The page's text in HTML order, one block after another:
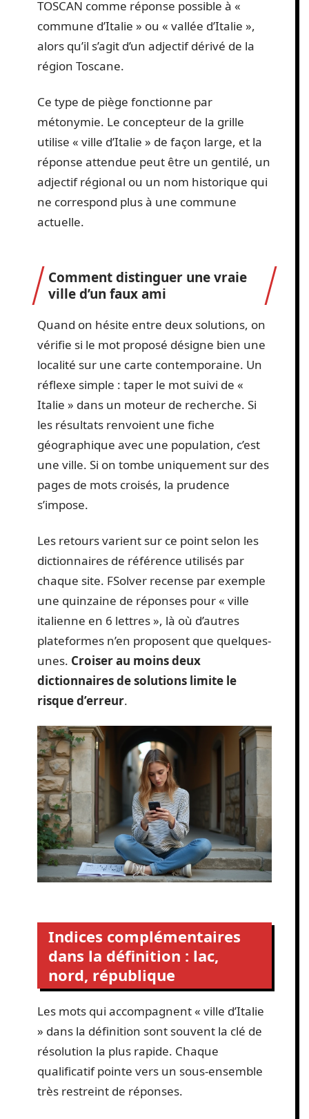
TOSCAN comme réponse possible à «
commune d’Italie » ou « vallée d’Italie »,
alors qu’il s’agit d’un adjectif dérivé de la
région Toscane.
Ce type de piège fonctionne par
métonymie. Le concepteur de la grille
utilise « ville d’Italie » de façon large, et la
réponse attendue peut être un gentilé, un
adjectif régional ou un nom historique qui
ne correspond plus à une commune
actuelle.
Comment distinguer une vraie
ville d’un faux ami
Quand on hésite entre deux solutions, on
vérifie si le mot proposé désigne bien une
localité sur une carte contemporaine. Un
réflexe simple : taper le mot suivi de «
Italie » dans un moteur de recherche. Si
les résultats renvoient une fiche
géographique avec une population, c’est
une ville. Si on tombe uniquement sur des
pages de mots croisés, la prudence
s’impose.
Les retours varient sur ce point selon les
dictionnaires de référence utilisés par
chaque site. FSolver recense par exemple
une quinzaine de réponses pour « ville
italienne en 6 lettres », là où d’autres
plateformes n’en proposent que quelques-
unes. Croiser au moins deux
dictionnaires de solutions limite le
risque d’erreur.
Indices complémentaires
dans la définition : lac,
nord, république
Les mots qui accompagnent « ville d’Italie
» dans la définition sont souvent la clé de
résolution la plus rapide. Chaque
qualificatif pointe vers un sous-ensemble
très restreint de réponses.